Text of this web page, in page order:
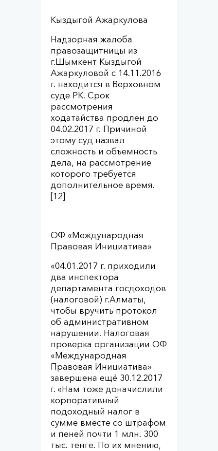
Кыздыгой Ажаркулова
Надзорная жалоба
правозащитницы из
г.Шымкент Кыздыгой
Ажаркуловой с 14.11.2016
г. находится в Верховном
суде РК. Срок
рассмотрения
ходатайства продлен до
04.02.2017 г. Причиной
этому суд назвал
сложность и объемность
дела, на рассмотрение
которого требуется
дополнительное время.
[12]
ОФ «Международная
Правовая Инициатива»
«04.01.2017 г. приходили
два инспектора
департамента госдоходов
(налоговой) г.Алматы,
чтобы вручить протокол
об административном
нарушении. Налоговая
проверка организации ОФ
«Международная
Правовая Инициатива»
завершена ещё 30.12.2017
г. «Нам тоже доначислили
корпоративный
подоходный налог в
сумме вместе со штрафом
и пеней почти 1 млн. 300
тыс. тенге. По их мнению,